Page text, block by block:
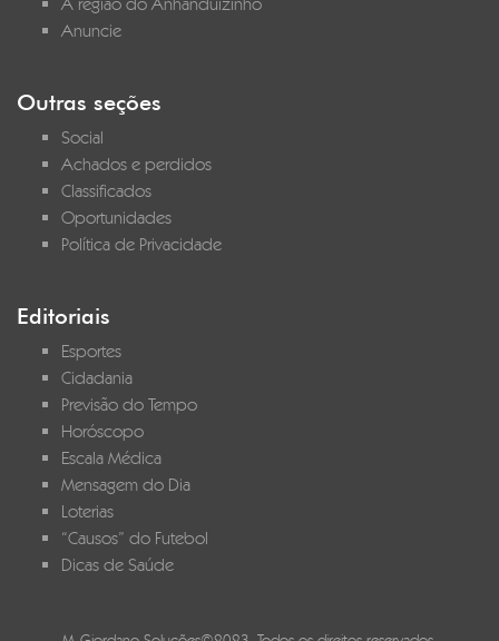
Anuncie
Outras seções
Social
Achados e perdidos
Classificados
Oportunidades
Política de Privacidade
Editoriais
Esportes
Cidadania
Previsão do Tempo
Horóscopo
Escala Médica
Mensagem do Dia
Loterias
“Causos” do Futebol
Dicas de Saúde